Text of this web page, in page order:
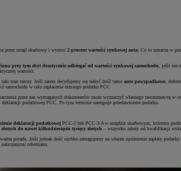
przez urząd skarbowy i wynosi 2 procent wartości rynkowej auta. Co to oznacza w
przy tym zbyt drastycznie odbiegać od wartości rynkowej samochodu, jeśli nie
wartości.
stan rzeczy. Jeśli zatem decydujemy się nabyć dość tanio auto powypadkowe,
samochodu w celu zapłacenia niższego podatku PCC.
przez nas wymaganych dokumentów może wyznaczyć własnego rzeczoznawcę
deklaracji podatkowej PCC. Po tym terminie następuje przedawnienie podatku.
deklaracji podatkowej PCC-3 lub PCC-3/A w urzędzie skarbowym, któremu
do nawet kilkudziesięciu tysięcy złotych – wszystko zależy od kwalifikacji
porada. Jeśli jednak dość szybko zareagujemy na własne opóźnienie zapłaty
naliczonymi odsetkami.